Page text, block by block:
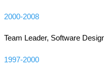
2000-2008
Team Leader, Software
1997-2000